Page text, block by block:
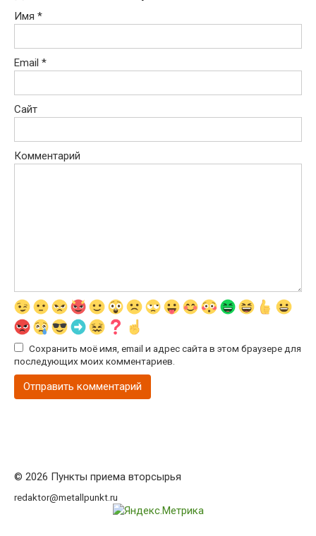
Имя *
Email *
Сайт
Комментарий
Сохранить моё имя, email и адрес сайта в этом браузере для
последующих моих комментариев.
© 2026 Пункты приема вторсырья
redaktor@metallpunkt.ru